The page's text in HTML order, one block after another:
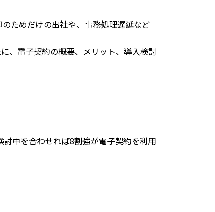
ためだけの出社や、事務処理遅延など
、電子契約の概要、メリット、導入検討
中を合わせれば8割強が電子契約を利用